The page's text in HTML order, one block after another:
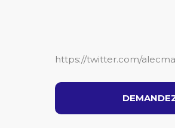
https://twitter.com/